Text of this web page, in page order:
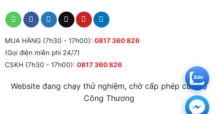
MUA HÀNG (7h30 - 17h00): 0817 360 826
(Gọi điện miễn phí 24/7)
CSKH (7h30 - 17h00): 0817 360 826
Website đang chạy thử nghiệm, chờ cấp phép của Bộ
Công Thương